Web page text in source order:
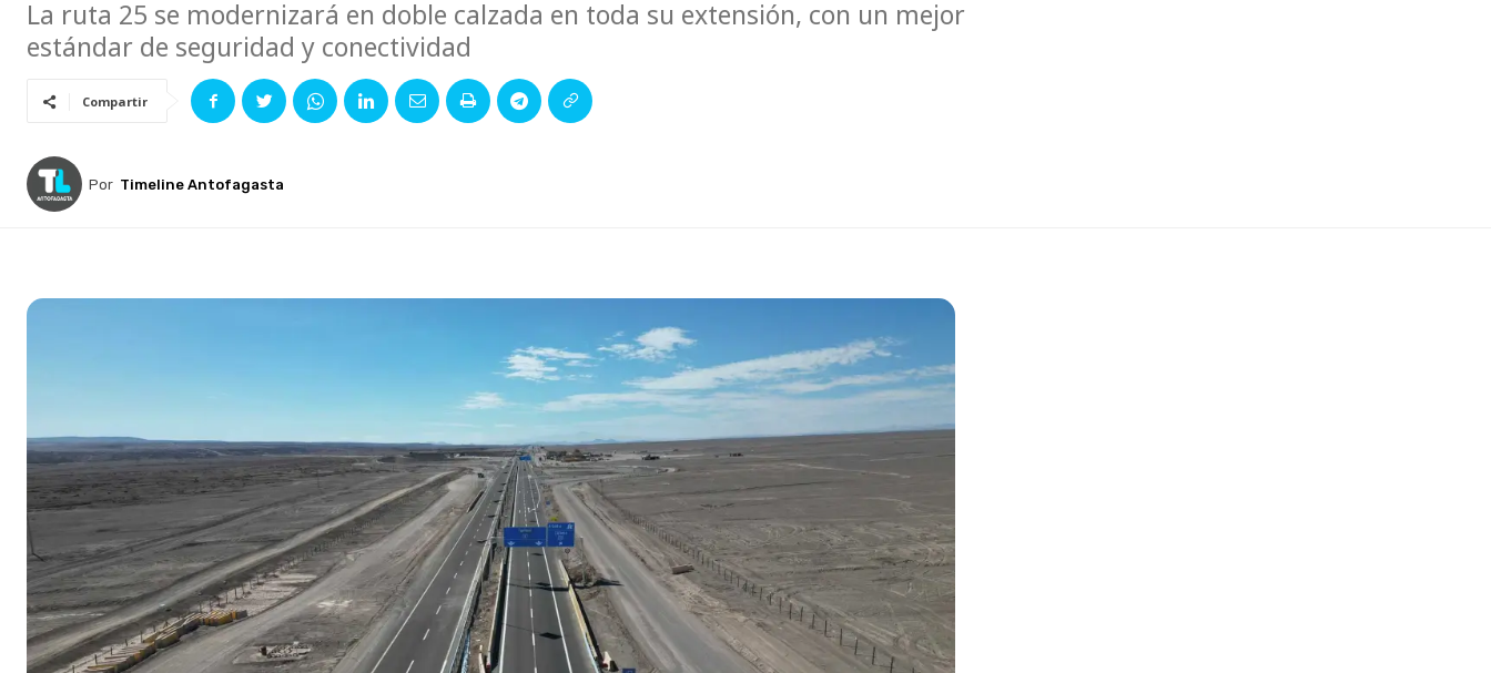
La ruta 25 se modernizará en doble calzada en toda su extensión, con un mejor
estándar de seguridad y conectividad
Compartir
Por Timeline Antofagasta